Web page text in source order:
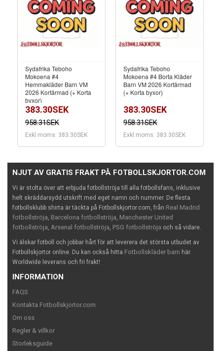
Sydafrika Teboho
Mokoena #4
Hemmakläder Barn VM
2026 Kortärmad (+ Korta
byxor)
383.30SEK
958.31SEK
Exkl moms: 383.30SEK
Sydafrika Teboho
Mokoena #4 Borta Kläder
Barn VM 2026 Kortärmad
(+ Korta byxor)
383.30SEK
958.31SEK
Exkl moms: 383.30SEK
NJUT AV GRATIS FRAKT PÅ FOTBOLLSKJORTOR.COM
Vi är stolta över att erbjuda fotbollströja till alla fotbollsfans, inklusive
helt skräddarsydd utskrift med eget namn och nummer. De flesta
fotbollsklubb shirta är täckta på Fotbollskjortor.com, från Real Madrid
fotbollströja, Barcelona fotbollströja, Manchester United
fotbollströja, Arsenal fotbollströja, PSG fotbollströja och så vidare.
Vi älskar fotboll och jobbar hårt för att leverera det största utbudet av
Fotbollskjortor online. Du kan också hitta Fotbollskläder barn här.
Worldwide leverans och fri frakt!
INFORMATION
FAQS
Kontakta Fotbollskjortor.com
Om oss
Regler & villkor
Storleksguide